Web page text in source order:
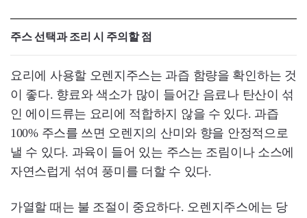
주스 선택과 조리 시 주의할 점
요리에 사용할 오렌지주스는 과즙 함량을 확인하는 것
이 좋다. 향료와 색소가 많이 들어간 음료나 탄산이 섞
인 에이드류는 요리에 적합하지 않을 수 있다. 과즙
100% 주스를 쓰면 오렌지의 산미와 향을 안정적으로
낼 수 있다. 과육이 들어 있는 주스는 조림이나 소스에
자연스럽게 섞여 풍미를 더할 수 있다.
가열할 때는 불 조절이 중요하다. 오렌지주스에는 당